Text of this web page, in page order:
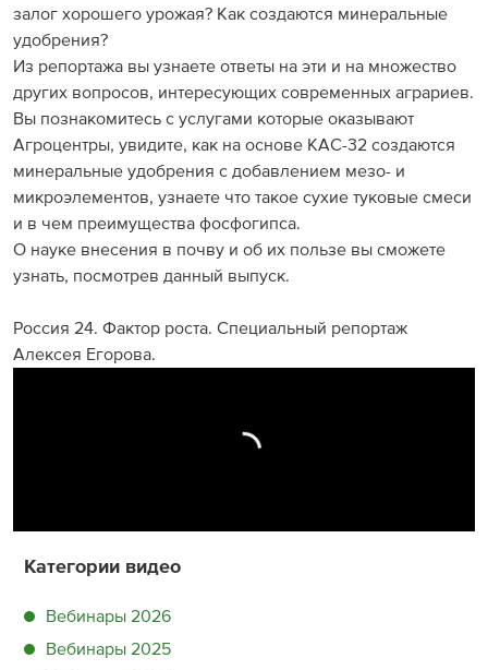
залог хорошего урожая? Как создаются минеральные
удобрения?
Из репортажа вы узнаете ответы на эти и на множество
других вопросов, интересующих современных аграриев.
Вы познакомитесь с услугами которые оказывают
Агроцентры, увидите, как на основе КАС-32 создаются
минеральные удобрения с добавлением мезо- и
микроэлементов, узнаете что такое сухие туковые смеси
и в чем преимущества фосфогипса.
О науке внесения в почву и об их пользе вы сможете
узнать, посмотрев данный выпуск.
Россия 24. Фактор роста. Специальный репортаж
Алексея Егорова.
Категории видео
Вебинары 2026
Вебинары 2025